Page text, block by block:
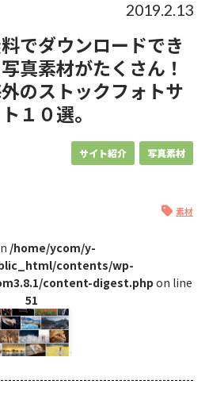
2019.2.13
でダウンロードでき
真素材がたくさん！
のストックフォトサ
１０選。
サイト紹介 写真素材
素材
/home/ycom/y-
contents/wp-
content-digest.php on line
51